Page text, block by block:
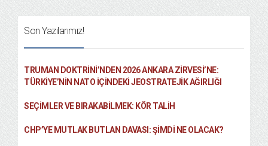
Son Yazılarımız!
TRUMAN DOKTRINI’NDEN 2026 ANKARA ZIRVESI’NE:
TÜRKIYE’NIN NATO İÇINDEKI JEOSTRATEJIK AĞIRLIĞI
SEÇIMLER VE BIRAKABILMEK: KÖR TALIH
CHP’YE MUTLAK BUTLAN DAVASI: ŞİMDİ NE OLACAK?